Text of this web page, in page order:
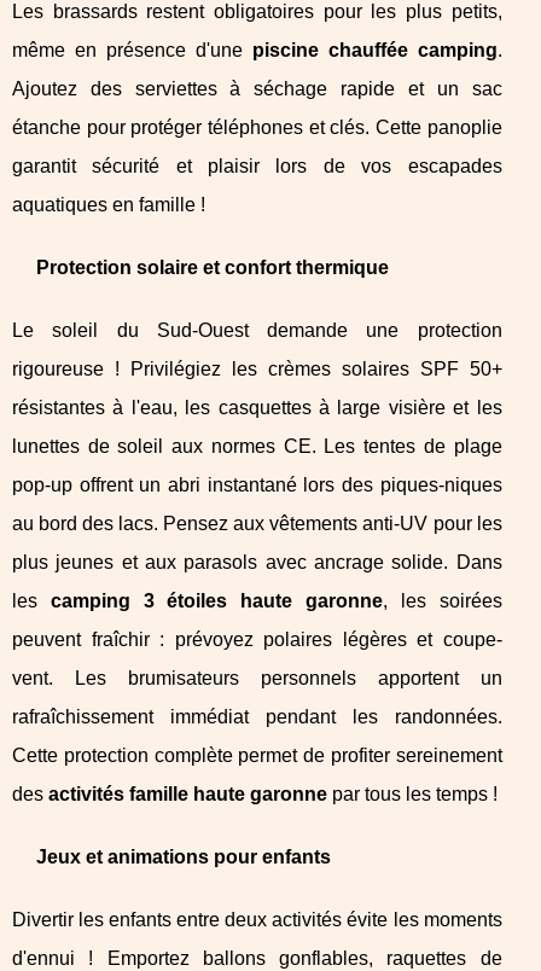
Les brassards restent obligatoires pour les plus petits,
même en présence d'une piscine chauffée camping.
Ajoutez des serviettes à séchage rapide et un sac
étanche pour protéger téléphones et clés. Cette panoplie
garantit sécurité et plaisir lors de vos escapades
aquatiques en famille !
Protection solaire et confort thermique
Le soleil du Sud-Ouest demande une protection
rigoureuse ! Privilégiez les crèmes solaires SPF 50+
résistantes à l'eau, les casquettes à large visière et les
lunettes de soleil aux normes CE. Les tentes de plage
pop-up offrent un abri instantané lors des piques-niques
au bord des lacs. Pensez aux vêtements anti-UV pour les
plus jeunes et aux parasols avec ancrage solide. Dans
les camping 3 étoiles haute garonne, les soirées
peuvent fraîchir : prévoyez polaires légères et coupe-
vent. Les brumisateurs personnels apportent un
rafraîchissement immédiat pendant les randonnées.
Cette protection complète permet de profiter sereinement
des activités famille haute garonne par tous les temps !
Jeux et animations pour enfants
Divertir les enfants entre deux activités évite les moments
d'ennui ! Emportez ballons gonflables, raquettes de